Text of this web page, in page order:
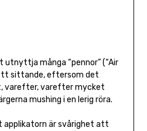
många “pennor” (“Air
sittande, eftersom det
varefter, varefter mycket
mushing i en lerig röra.
applikatorn är svårighet att